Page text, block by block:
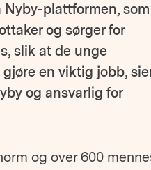
Nyby-plattformen, som
og sørger for
slik at de unge
en viktig jobb,
og ansvarlig for
og over 600